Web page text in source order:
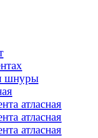
шнуры
атласная
атласная
атласная